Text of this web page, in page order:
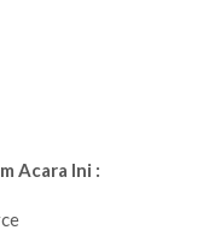
Acara Ini :